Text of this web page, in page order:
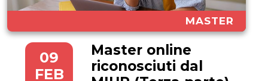
MASTER
09
FEB
Master online
riconosciuti dal